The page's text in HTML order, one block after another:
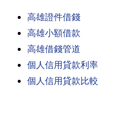
高雄證件借錢
高雄小額借款
高雄借錢管道
個人信用貸款利率
個人信用貸款比較